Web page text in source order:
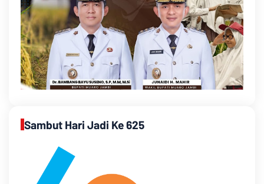
Sambut Hari Jadi Ke 625